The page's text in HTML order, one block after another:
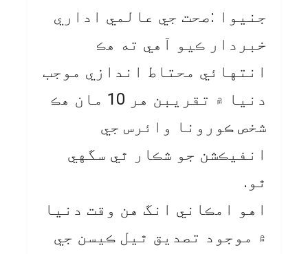
جنيوا :صحت جي عالمي اداري
خبردار ڪيو آهي ته هڪ
انتهائي محتاط اندازي موجب
دنيا ۾ تقريبن هر 10 مان هڪ
شخص ڪورونا وائرس جي
انفيڪشن جو شڪار ٿي سگهي
ٿو.
اهو امڪاني انگ هن وقت دنيا
۾ موجود تصديق ٿيل ڪيسن جي